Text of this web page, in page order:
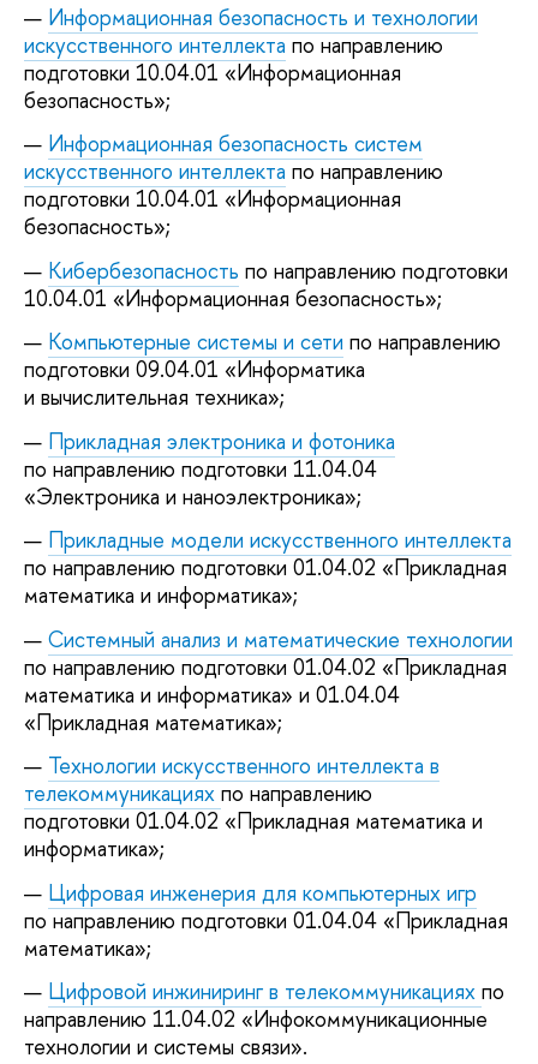
Информационная безопасность и технологии
искусственного интеллекта по направлению
подготовки 10.04.01 «Информационная
безопасность»;
Информационная безопасность систем
искусственного интеллекта по направлению
подготовки 10.04.01 «Информационная
безопасность»;
Кибербезопасность по направлению подготовки
10.04.01 «Информационная безопасность»;
Компьютерные системы и сети по направлению
подготовки 09.04.01 «Информатика
и вычислительная техника»;
Прикладная электроника и фотоника
по направлению подготовки 11.04.04
«Электроника и наноэлектроника»;
Прикладные модели искусственного интеллекта
по направлению подготовки 01.04.02 «Прикладная
математика и информатика»;
Системный анализ и математические технологии
по направлению подготовки 01.04.02 «Прикладная
математика и информатика» и 01.04.04
«Прикладная математика»;
Технологии искусственного интеллекта в
телекоммуникациях по направлению
подготовки 01.04.02 «Прикладная математика и
информатика»;
Цифровая инженерия для компьютерных игр
по направлению подготовки 01.04.04 «Прикладная
математика»;
Цифровой инжиниринг в телекоммуникациях по
направлению 11.04.02 «Инфокоммуникационные
технологии и системы связи».